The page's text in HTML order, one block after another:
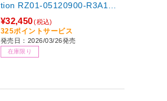
tion RZ01-05120900-R3A1
［光学式 /有線／無線(ワイヤ
レス) /6ボタン /USB］ 【86
4】
¥32,450(税込)
325ポイントサービス
発売日：2026/03/26発売
在庫限り